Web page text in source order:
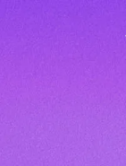
Vous